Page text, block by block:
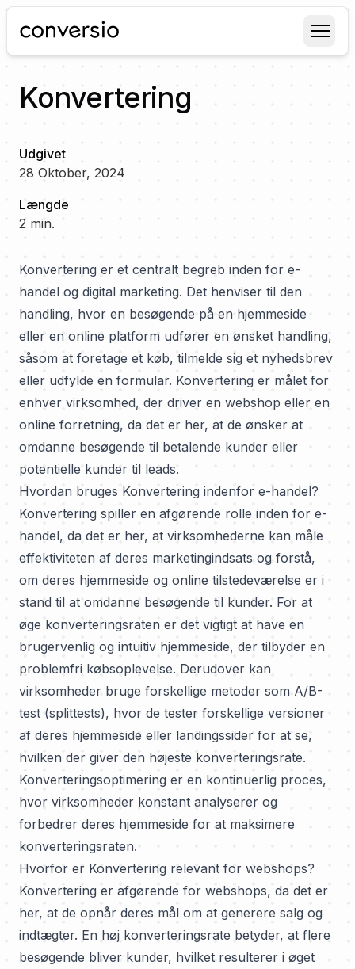
Conversio
Konvertering
Udgivet
28 Oktober, 2024
Længde
2 min.
Konvertering er et centralt begreb inden for e-
handel og digital marketing. Det henviser til den
handling, hvor en besøgende på en hjemmeside
eller en online platform udfører en ønsket handling,
såsom at foretage et køb, tilmelde sig et nyhedsbrev
eller udfylde en formular. Konvertering er målet for
enhver virksomhed, der driver en webshop eller en
online forretning, da det er her, at de ønsker at
omdanne besøgende til betalende kunder eller
potentielle kunder til leads.
Hvordan bruges Konvertering indenfor e-handel?
Konvertering spiller en afgørende rolle inden for e-
handel, da det er her, at virksomhederne kan måle
effektiviteten af deres marketingindsats og forstå,
om deres hjemmeside og online tilstedeværelse er i
stand til at omdanne besøgende til kunder. For at
øge konverteringsraten er det vigtigt at have en
brugervenlig og intuitiv hjemmeside, der tilbyder en
problemfri købsoplevelse. Derudover kan
virksomheder bruge forskellige metoder som A/B-
test (splittests), hvor de tester forskellige versioner
af deres hjemmeside eller landingssider for at se,
hvilken der giver den højeste konverteringsrate.
Konverteringsoptimering er en kontinuerlig proces,
hvor virksomheder konstant analyserer og
forbedrer deres hjemmeside for at maksimere
konverteringsraten.
Hvorfor er Konvertering relevant for webshops?
Konvertering er afgørende for webshops, da det er
her, at de opnår deres mål om at generere salg og
indtægter. En høj konverteringsrate betyder, at flere
besøgende bliver kunder, hvilket resulterer i øget